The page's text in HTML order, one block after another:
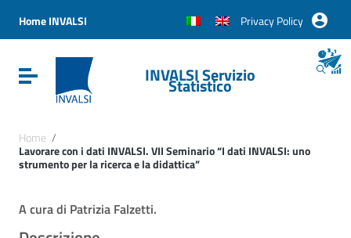
Vai al menu di navigazione
Vai al footer
Home INVALSI Privacy Policy
Attiva / disattiva la navigazioneINVALSI Servizio
Statistico
Home /
Lavorare con i dati INVALSI. VII Seminario “I dati INVALSI: uno
strumento per la ricerca e la didattica”
A cura di Patrizia Falzetti.